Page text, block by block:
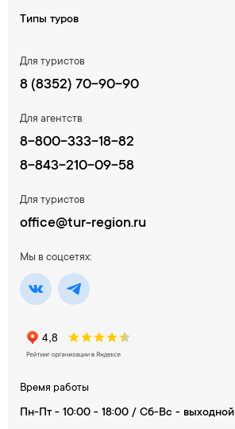
Время работы
Пн-Пт - 10:00 - 18:00 / Сб-Вс - выходной
Типы туров
Для туристов
8 (8352) 70-90-90
Для агентств
8-800-333-18-82
8-843-210-09-58
Для туристов
office@tur-region.ru
Мы в соцсетях: